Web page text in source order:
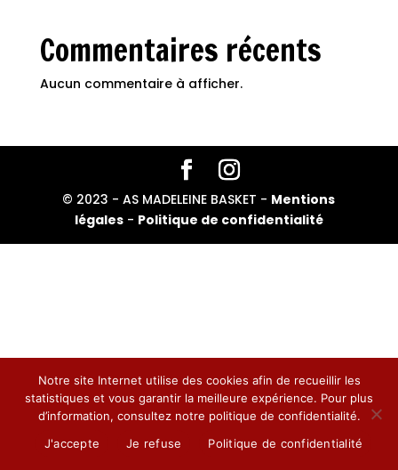
Commentaires récents
Aucun commentaire à afficher.
© 2023 - AS MADELEINE BASKET - Mentions
légales- Politique de confidentialité
Notre site Internet utilise des cookies afin de recueillir les
statistiques et vous garantir la meilleure expérience. Pour plus
d’information, consultez notre politique de confidentialité.
J'accepte
Je refuse Politique de confidentialité